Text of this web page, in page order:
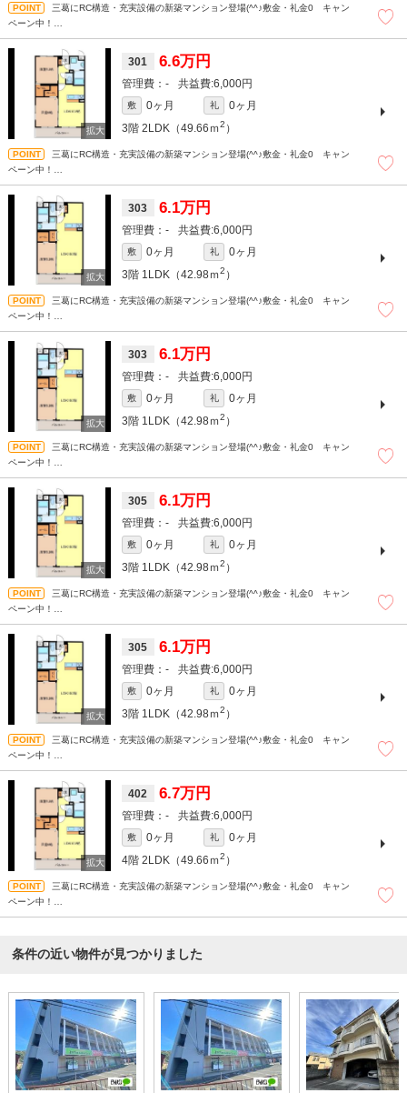
三葛にRC構造・充実設備の新築マンション登場(^^♪敷金・礼金0 キャン
ペーン中！
＾＾現地待ち合わせもＯＫです！！！まずはどんなことでもお気軽にお問合せくだ
301 6.6万円
- 6,000円
敷 0ヶ月 礼
0ヶ月
3階 2LDK（49.66ｍ2 ）
三葛にRC構造・充実設備の新築マンション登場(^^♪敷金・礼金0 キャン
ペーン中！
＾＾現地待ち合わせもＯＫです！！！まずはどんなことでもお気軽にお問合せくだ
さい(^^)/☆
303 6.1万円
- 6,000円
敷 0ヶ月 礼
0ヶ月
3階 1LDK（42.98ｍ2 ）
三葛にRC構造・充実設備の新築マンション登場(^^♪敷金・礼金0 キャン
ペーン中！
＾＾現地待ち合わせもＯＫです！！！まずはどんなことでもお気軽にお問合せくだ
さい(^^)/☆
303 6.1万円
- 6,000円
敷 0ヶ月 礼
0ヶ月
3階 1LDK（42.98ｍ2 ）
三葛にRC構造・充実設備の新築マンション登場(^^♪敷金・礼金0 キャン
ペーン中！
＾＾現地待ち合わせもＯＫです！！！まずはどんなことでもお気軽にお問合せくだ
さい(^^)/☆
305 6.1万円
- 6,000円
敷 0ヶ月 礼
0ヶ月
3階 1LDK（42.98ｍ2 ）
三葛にRC構造・充実設備の新築マンション登場(^^♪敷金・礼金0 キャン
ペーン中！
＾＾現地待ち合わせもＯＫです！！！まずはどんなことでもお気軽にお問合せくだ
さい(^^)/☆
305 6.1万円
- 6,000円
敷 0ヶ月 礼
0ヶ月
3階 1LDK（42.98ｍ2 ）
三葛にRC構造・充実設備の新築マンション登場(^^♪敷金・礼金0 キャン
ペーン中！
＾＾現地待ち合わせもＯＫです！！！まずはどんなことでもお気軽にお問合せくだ
402 6.7万円
- 6,000円
敷 0ヶ月 礼
0ヶ月
4階 2LDK（49.66ｍ2 ）
三葛にRC構造・充実設備の新築マンション登場(^^♪敷金・礼金0 キャン
ペーン中！
条件の近い物件が見つかりました